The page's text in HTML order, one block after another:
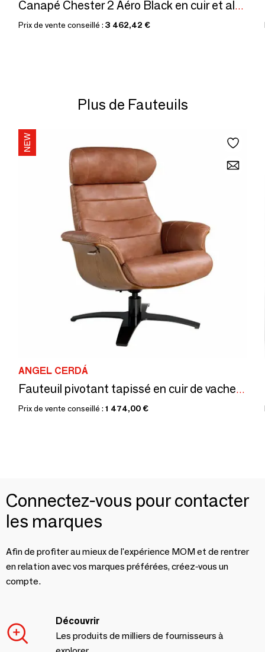
Canapé Chester 2 Aéro Black en cuir et aluminium - Design industriel
Prix de vente conseillé : 3 462,42 €
Plus de Fauteuils
ANGEL CERDÁ
Fauteuil pivotant tapissé en cuir de vachette camel
Prix de vente conseillé : 1 474,00 €
Connectez-vous pour contacter
les marques
Afin de profiter au mieux de l'expérience MOM et de rentrer
en relation avec vos marques préférées, créez-vous un
compte.
Découvrir
Les produits de milliers de fournisseurs à